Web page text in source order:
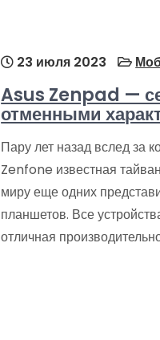
23 июля 2023
Asus Zenpad —
отменными
Пару лет назад вслед за
Zenfone известная
миру еще одних
планшетов. Все
отличная